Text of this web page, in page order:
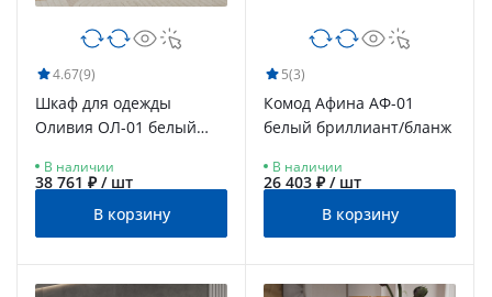
4.67(9)
Шкаф для одежды
Оливия ОЛ-01 белый
В наличии
38 761 ₽ / шт
В корзину
5(3)
Комод Афина АФ-01
белый бриллиант/бланж
В наличии
26 403 ₽ / шт
В корзину